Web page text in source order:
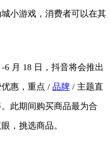
小游戏，消费者可以在其
月 18 日，抖音将会推出
惠，重点 / 品牌 / 主题直
此期间购买商品最为合
，挑选商品。